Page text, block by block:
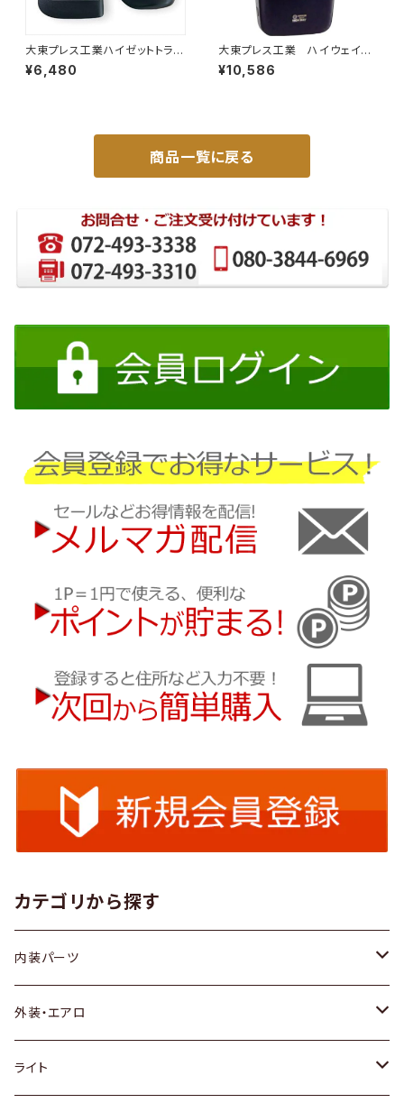
大東プレス工業ハイゼットトラッ
ク S201C S211C S201P S211
Pサイドミラー/ドアミラー (助手
¥6,480
大東プレス工業 ハイウェイミ
ラー 800Rヒーター無 トラッ
¥10,586
商品一覧に戻る
カテゴリから探す
内装パーツ
トヨタ
ホンダ
外装・エアロ
トヨタ
ライト